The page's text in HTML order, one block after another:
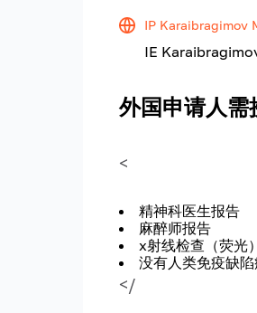
IP Karaibragimov
IE
外国申请人需
<
精神科医生报告
麻醉师报告
x射线检查（荧光
没有人类免疫缺
</